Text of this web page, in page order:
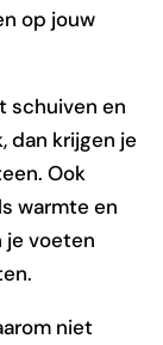
op jouw
schuiven en
dan krijgen je
Ook
warmte en
je voeten
niet